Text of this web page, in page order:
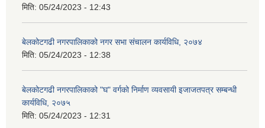
मिति: 05/24/2023 - 12:43
बेलकोटगढी नगरपालिकाको नगर सभा संचालन कार्यविधि, २०७४
मिति: 05/24/2023 - 12:38
बेलकोटगढी नगरपालिकाको "घ" वर्गको निर्माण व्यवसायी इजाजतपत्र सम्बन्धी
कार्यविधि, २०७५
मिति: 05/24/2023 - 12:31